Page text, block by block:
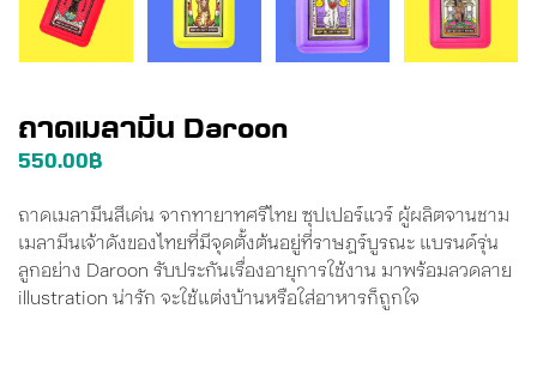
ถาดเมลามีน Daroon
550.00฿
ถาดเมลามีนสีเด่น จากทายาทศรีไทย ซุปเปอร์แวร์ ผู้ผลิตจานชาม
เมลามีนเจ้าดังของไทยที่มีจุดตั้งต้นอยู่ที่ราษฎร์บูรณะ แบรนด์รุ่น
ลูกอย่าง Daroon รับประกันเรื่องอายุการใช้งาน มาพร้อมลวดลาย
illustration น่ารัก จะใช้แต่งบ้านหรือใส่อาหารก็ถูกใจ